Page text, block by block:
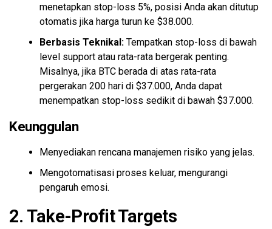
menetapkan stop-loss 5%, posisi Anda akan ditutup
otomatis jika harga turun ke $38.000.
Berbasis Teknikal: Tempatkan stop-loss di bawah
level support atau rata-rata bergerak penting.
Misalnya, jika BTC berada di atas rata-rata
pergerakan 200 hari di $37.000, Anda dapat
menempatkan stop-loss sedikit di bawah $37.000.
Keunggulan
Menyediakan rencana manajemen risiko yang jelas.
Mengotomatisasi proses keluar, mengurangi
pengaruh emosi.
2. Take-Profit Targets